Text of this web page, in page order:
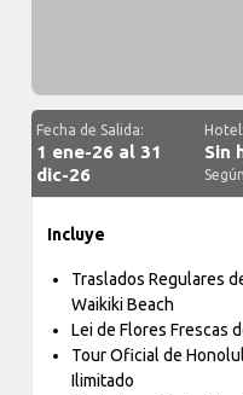
Fecha de Salida:
1 ene-26 al 31
dic-26
Hotel:
Sin
Incluye
Traslados Regulares
Waikiki Beach
Lei de Flores Frescas
Tour Oficial de
Ilimitado